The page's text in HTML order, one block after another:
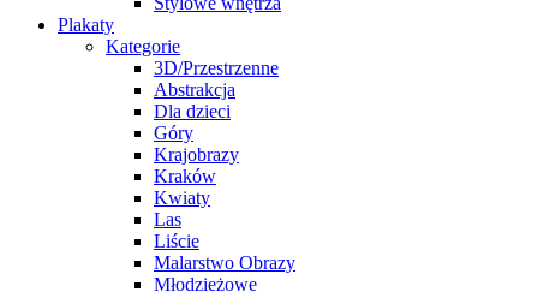
Plakaty
Kategorie
3D/Przestrzenne
Abstrakcja
Dla dzieci
Góry
Krajobrazy
Kraków
Kwiaty
Las
Liście
Malarstwo Obrazy
Młodzieżowe